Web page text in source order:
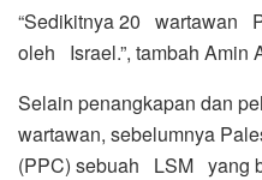
“Sedikitnya 20
oleh Israel.”, tambah Amin
Selain penangkapan dan
wartawan, sebelumnya
(PPC) sebuah LSM yang